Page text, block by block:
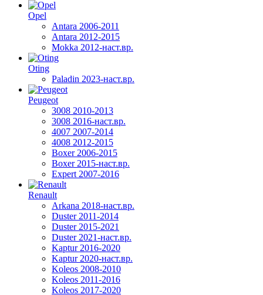
Opel
Antara 2006-2011
Antara 2012-2015
Mokka 2012-наст.вр.
Oting
Paladin 2023-наст.вр.
Peugeot
3008 2010-2013
3008 2016-наст.вр.
4007 2007-2014
4008 2012-2015
Boxer 2006-2015
Boxer 2015-наст.вр.
Expert 2007-2016
Renault
Arkana 2018-наст.вр.
Duster 2011-2014
Duster 2015-2021
Duster 2021-наст.вр.
Kaptur 2016-2020
Kaptur 2020-наст.вр.
Koleos 2008-2010
Koleos 2011-2016
Koleos 2017-2020